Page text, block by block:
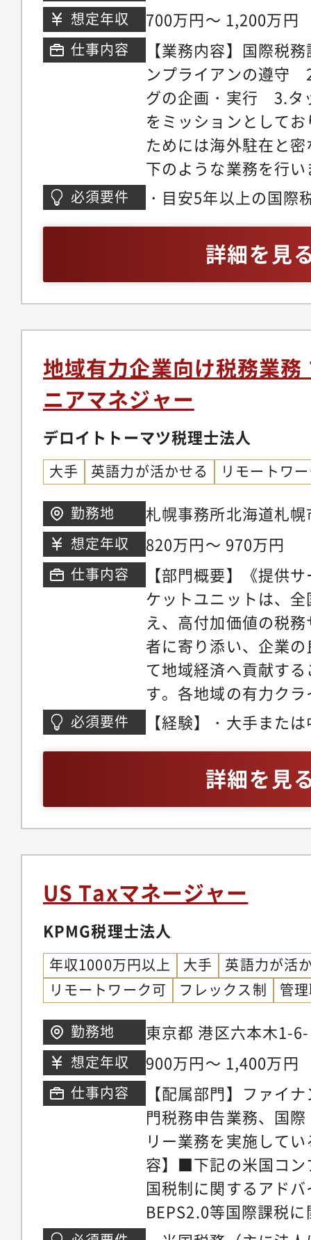
ウス
想定年収 700万円～ 1,200万円
仕事内容
【業務内容】国際税
ンプライアンの遵守
グの企画・実行 3.タ
をミッションとして
ためには海外駐在と
下のような業務を行
＞・本社連結決算に
のコンプライアンス
BEPS文書作成のた
（ローカルファイル
CbCRなど）・デジタ
コンプライアンス対
対応・税務調査対応
ランニング＞・海外
の検討、税務DDの結
討）・立上げ支援・
みスプランニングの
への提案・策定した
応方針の案・実行＜
統括会社（シンガポ
ンブルク）の税務チ
の対応・文書化の管
局の認識・税務調査
験】・CFOなどマネ
ポーティングの機会
リシーの確立、改善
の貢献・関与・税務
ス、各事業部への税
構想・経済産業省・
の各団体との情報交
機会・ネイティブメ
英語でのコミュニケ
資金調達、グループ
必須要件
・目安5年以上の国際
詳細を見
地域有力企業向け税務業
ニアマネジャー
デロイトトーマツ税理士法人
大手 英語力が活かせる リモートワ
勤務地
札幌事務所北海道札
2 札幌センタービル
想定年収 820万円～ 970万円
仕事内容
【部門概要】《提供
ケットユニットは、
え、高付加価値の税
者に寄り添い、企業
て地域経済へ貢献す
す。各地域の有力ク
人税申告、組織再編
個人所得税・資産税
援等の幅広いサービ
【主な職務内容】法
ライアンス業務を中
ルティングの経験を
主任（マネジャー）
ロール、および３～
バーを牽引出来る方
務のエキスパートと
サービス提供を行っ
フバランスを取りや
ハイブリッドワーク
の組織拡大に応じて
ています。Uターンや
る方にもお勧めでき
務内容】■法人総合税
対して、税務のコン
プライアンス業務を
に係る全般的な税務
法人地方税の申告書
必須要件
【経験】・大手また
詳細を見
US Taxマネージャー
KPMG税理士法人
年収1000万円以上 大手
英語力が活
リモートワーク可
フレックス制 管
勤務地
東京都 港区六本木1-
12階
想定年収 900万円～ 1,400万円
仕事内容
【配属部門】ファイ
門税務申告業務、国
リー業務を実施して
容】■下記の米国コン
国税制に関するアド
BEPS2.0等国際課税
業務について、パー